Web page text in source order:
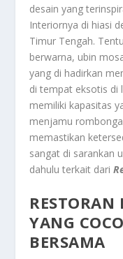
desain yang
Interiornya di hiasi
Timur Tengah.
berwarna, ubin
yang di hadirkan
di tempat eksotis di
memiliki kapasitas
menjamu
memastikan
sangat di sarankan
dahulu terkait dari
RESTORAN
YANG
BERSAMA